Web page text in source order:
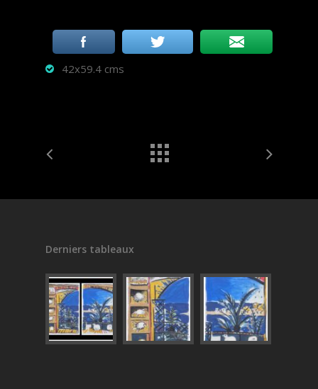
42x59.4 cms
Derniers tableaux